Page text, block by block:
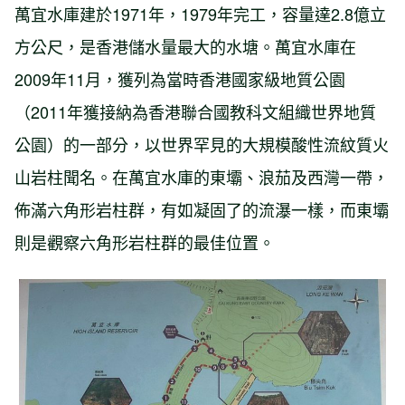
萬宜水庫建於1971年，1979年完工，容量達2.8億立
方公尺，是香港儲水量最大的水塘。萬宜水庫在
2009年11月，獲列為當時香港國家級地質公園
（2011年獲接納為香港聯合國教科文組織世界地質
公園）的一部分，以世界罕見的大規模酸性流紋質火
山岩柱聞名。在萬宜水庫的東壩、浪茄及西灣一帶，
佈滿六角形岩柱群，有如凝固了的流瀑一樣，而東壩
則是觀察六角形岩柱群的最佳位置。